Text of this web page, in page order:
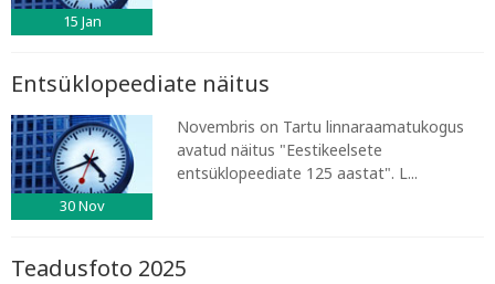
15 Jan
Entsüklopeediate näitus
30Nov
Novembris on Tartu linnaraamatukogus
avatud näitus "Eestikeelsete
entsüklopeediate 125 aastat". L...
Teadusfoto 2025